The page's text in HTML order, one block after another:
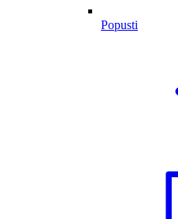
Popusti